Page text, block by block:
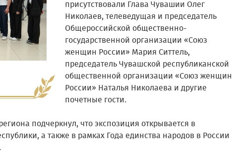
присутствовали Глава Чувашии Олег
Николаев, телеведущая и председатель
Общероссийской общественно-
государственной организации «Союз
женщин России» Мария Ситтель,
председатель Чувашской республиканской
общественной организации «Союз женщин
России» Наталья Николаева и другие
почетные гости.
подчеркнул, что экспозиция открывается в
а также в рамках Года единства народов в России